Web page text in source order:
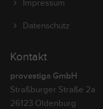
Impressum
Datenschutz
Kontakt
provestiga GmbH
Straßburger Straße 2a
26123 Oldenburg